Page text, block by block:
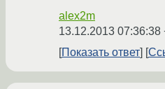
alex2m
13.12.2013 07:36:38
Показать ответ